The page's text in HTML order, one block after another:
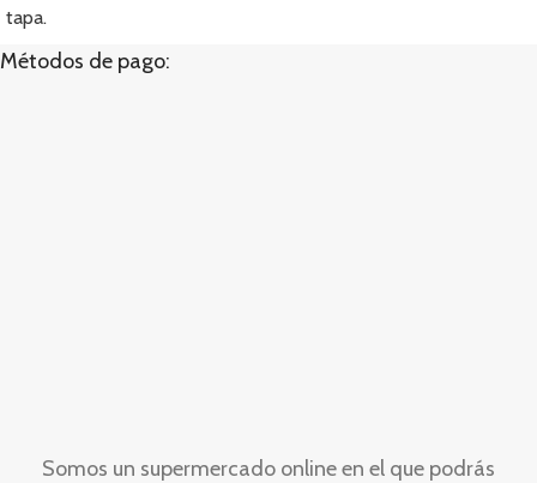
tapa.
Métodos de pago:
Somos un supermercado online en el que podrás